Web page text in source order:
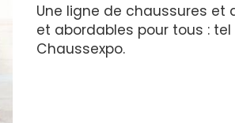
Une ligne de chaussures et
et abordables pour tous :
Chaussexpo.